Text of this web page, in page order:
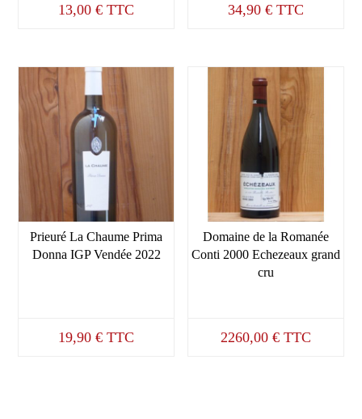
13,00€ TTC 34,90 € TTC
Prieuré La Chaume Prima
Donna IGP Vendée 2022
19,90€ TTC
Domaine de la Romanée
Conti 2000 Echezeaux grand
cru
2260,00 € TTC